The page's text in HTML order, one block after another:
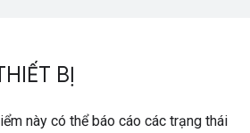
BỊ
này có thể báo cáo các trạng thái